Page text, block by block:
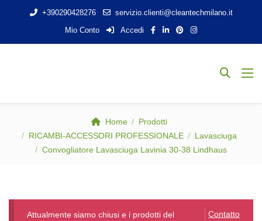
+390290428276
servizio.clienti@cleantechmilano.it
Mio Conto
Accedi
Home
Prodotti
RICAMBI-ACCESSORI PROFESSIONALE
Lavasciuga
Convogliatore Lavasciuga Lavinia 30-38 Lindhaus
Contatto
Attualmente siamo chiusi e i prodotti del